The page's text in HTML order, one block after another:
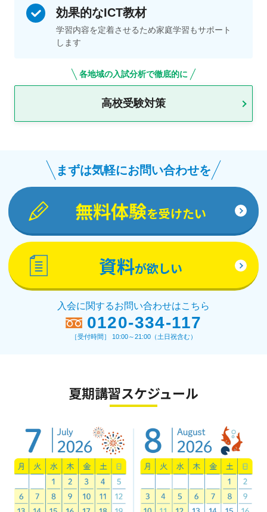
効果的なICT教材
学習内容を定着させるため家庭学習もサポート
します
各地域の入試分析で徹底的に
高校受験対策
まずは気軽にお問い合わせを
無料体験を受けたい
資料が欲しい
入会に関するお問い合わせはこちら
0120-334-117
［受付時間］ 10:00～21:00（土日祝含む）
夏期講習スケジュール